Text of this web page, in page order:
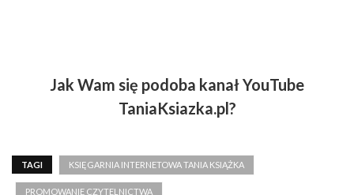
Jak Wam się podoba kanał YouTube
TaniaKsiazka.pl?
TAGI KSIĘGARNIA INTERNETOWA TANIA KSIĄŻKA
PROMOWANIE CZYTELNICTWA